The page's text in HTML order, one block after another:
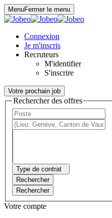
MenuFermer le menu
Connexion
Je m'inscris
Recruteurs
M'identifier
S'inscrire
Votre prochain job
Rechercher des offres
Type de contrat
Rechercher
Rechercher
Votre compte
Panneau de gestion des cookies